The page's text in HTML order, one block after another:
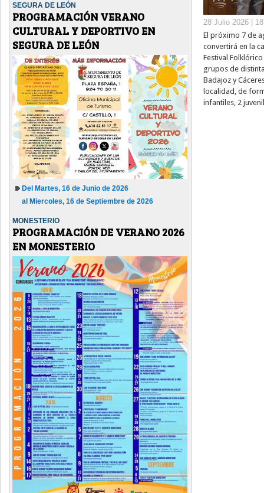
SEGURA DE LEÓN
PROGRAMACIÓN VERANO
CULTURAL Y DEPORTIVO EN
SEGURA DE LEÓN
Del Martes, 16 de Junio de 2026
al Miercoles, 16 de Septiembre de 2026
MONESTERIO
PROGRAMACIÓN DE VERANO 2026
EN MONESTERIO
28 Julio 2026 |
El próximo 7 de
convertirá en la
Festival
grupos de
Badajoz y
localidad, de
infantiles, 2